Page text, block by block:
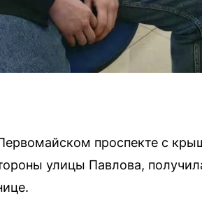
проспекте с
улицы Павлова,